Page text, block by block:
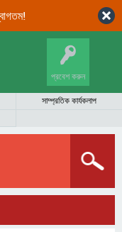
প্রবেশ করুন
সাম্প্রতিক কার্যকলাপ